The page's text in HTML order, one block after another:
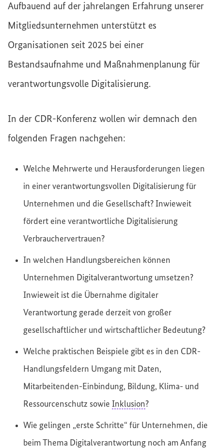
Aufbauend auf der jahrelangen Erfahrung unserer
Mitgliedsunternehmen unterstützt es
Organisationen seit 2025 bei einer
Bestandsaufnahme und Maßnahmenplanung für
verantwortungsvolle Digitalisierung.
In der CDR-Konferenz wollen wir demnach den
folgenden Fragen nachgehen:
Welche Mehrwerte und Herausforderungen liegen
in einer verantwortungsvollen Digitalisierung für
Unternehmen und die Gesellschaft? Inwieweit
fördert eine verantwortliche Digitalisierung
Verbrauchervertrauen?
In welchen Handlungsbereichen können
Unternehmen Digitalverantwortung umsetzen?
Inwieweit ist die Übernahme digitaler
Verantwortung gerade derzeit von großer
gesellschaftlicher und wirtschaftlicher Bedeutung?
Welche praktischen Beispiele gibt es in den CDR-
Handlungsfeldern Umgang mit Daten,
Mitarbeitenden-Einbindung, Bildung, Klima- und
Ressourcenschutz sowie Inklusion?
Wie gelingen „erste Schritte“ für Unternehmen, die
beim Thema Digitalverantwortung noch am Anfang